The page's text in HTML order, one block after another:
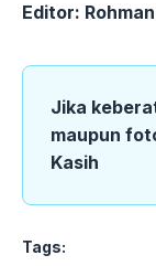
Editor: Rohman
Jika
maupun
Kasih
Tags: